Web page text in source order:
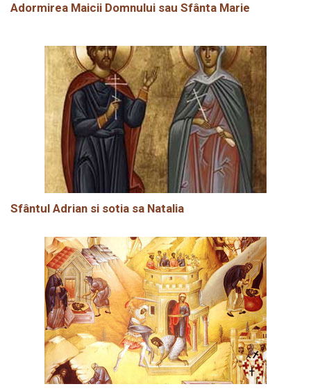
Adormirea Maicii Domnului sau Sfânta Marie
Sfântul Adrian si sotia sa Natalia